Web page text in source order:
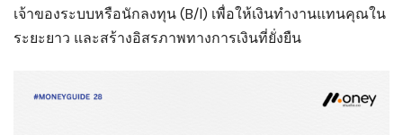
เจ้าของระบบหรือนักลงทุน (B/I) เพื่อให้เงินทำงานแทนคุณใน
ระยะยาว และสร้างอิสรภาพทางการเงินที่ยั่งยืน